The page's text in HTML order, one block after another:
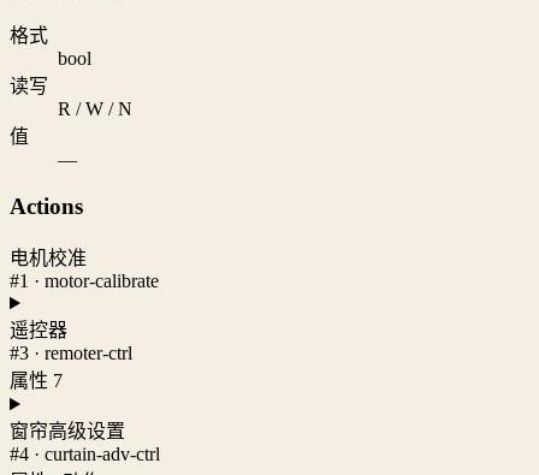
格式
bool
读写
R / W / N
值
—
Actions
电机校准
#1 · motor-calibrate
遥控器
#3 · remoter-ctrl
属性 7
窗帘高级设置
#4 · curtain-adv-ctrl